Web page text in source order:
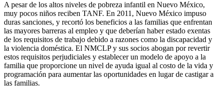
A pesar de los altos niveles de pobreza infantil en Nuevo México,
muy pocos niños reciben TANF. En 2011, Nuevo México impuso
duras sanciones, y recortó los beneficios a las familias que enfrentan
las mayores barreras al empleo y que deberían haber estado exentas
de los requisitos de trabajo debido a razones como la discapacidad y
la violencia doméstica. El NMCLP y sus socios abogan por revertir
estos requisitos perjudiciales y establecer un modelo de apoyo a la
familia que proporcione un nivel de ayuda igual al costo de la vida y
programación para aumentar las oportunidades en lugar de castigar a
las familias.